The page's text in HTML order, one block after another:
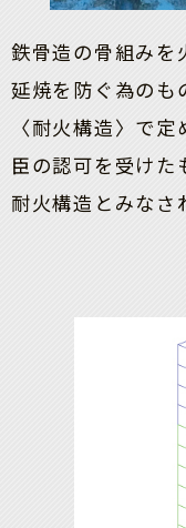
鉄骨造の骨組みを
延焼を防ぐ為のも
〈耐火構造〉で
臣の認可を受けた
耐火構造とみなさ